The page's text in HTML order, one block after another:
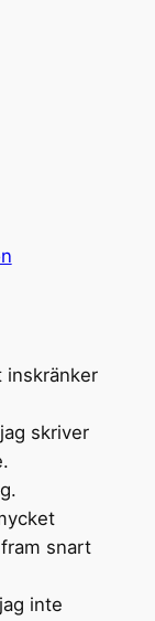
inskränker
skriver
snart
inte